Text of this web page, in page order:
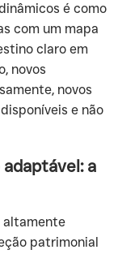
é como
com um mapa
claro em
novos
novos
e não
a
altamente
patrimonial